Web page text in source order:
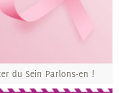
du Sein Parlons-en !